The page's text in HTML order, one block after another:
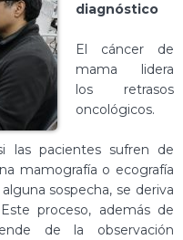
diagnóstico
El cáncer de
mama lidera
los retrasos
oncológicos.
las pacientes sufren de
mamografía o ecografía
sospecha, se deriva
proceso, además de
de la observación